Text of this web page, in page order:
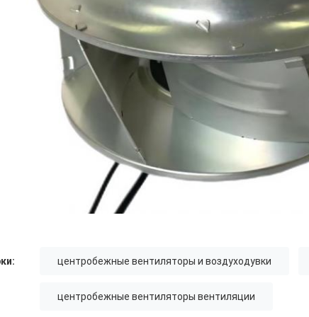
центробежные вентиляторы и воздуходувки
центробежные вентиляторы вентиляции